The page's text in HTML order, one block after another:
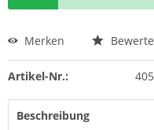
Merken
Artikel-Nr.:
Beschreibung